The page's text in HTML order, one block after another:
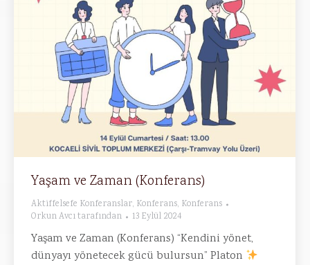
Yaşam ve Zaman (Konferans)
Aktiffelsefe Konferanslar, Konferans, Konferans
Orkun Avcıtarafından 13 Eylül 2024
Yaşam ve Zaman (Konferans) “Kendini yönet,
dünyayı yönetecek gücü bulursun” Platon